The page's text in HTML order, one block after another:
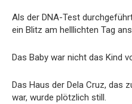
Als der DNA-Test
ein Blitz am helllichten Tag
Das Baby war nicht das Kind
Das Haus der Dela Cruz, das
war, wurde plötzlich still.